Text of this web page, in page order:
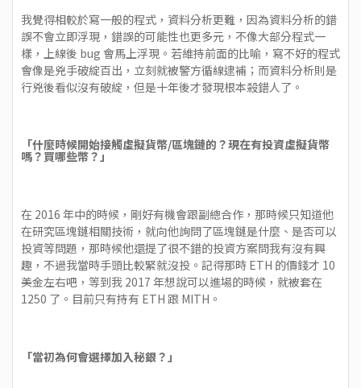
我覺得相較於寫一般的程式，資料分析更難，因為資料分析的錯
誤不會立即浮現，錯誤的可能性也更多元，不像大部分程式一
樣，上線後 bug 會馬上浮現。若維持前面的比喻，寫不好的程式
會像是兇手破綻百出，立刻就被警方循線逮補；而資料分析則是
行兇後看似沒有破綻，但是十年後才發現根本殺錯人了。
「什麼時候開始接觸虛擬貨幣/區塊鏈的？現在有投資虛擬貨幣
嗎？買哪些幣？」
在 2016 年中的時候，剛好有機會跟副總合作，那時候只知道他
在研究區塊鏈相關技術，就向他詢問了區塊鏈是什麼、是否可以
投資等問題，那時候他還提了很不錯的投資方案問我有沒有興
趣，不過我當時手頭比較緊就沒投。記得那時 ETH 的價錢才 10
美金左右吧，等到我 2017 年想說可以進場的時候，就被套在
1250 了。目前只有持有 ETH 跟 MITH。
「當初為何會選擇加入秘銀？」